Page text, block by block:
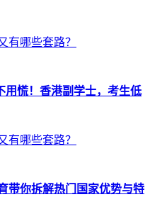
用慌！香港副学士，考生低
带你拆解热门国家优势与特